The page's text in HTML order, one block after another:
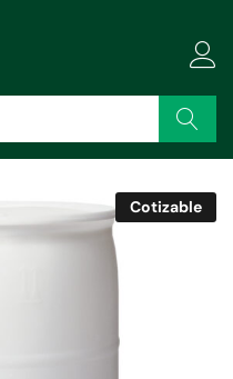
Buscar
Cotizable